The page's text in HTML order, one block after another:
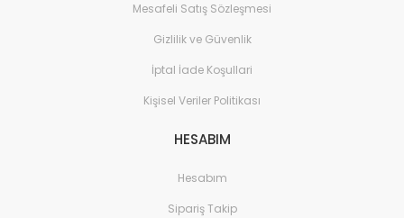
Mesafeli Satış Sözleşmesi
Gizlilik ve Güvenlik
İptal İade Koşullari
Kişisel Veriler Politikası
HESABIM
Hesabım
Sipariş Takip